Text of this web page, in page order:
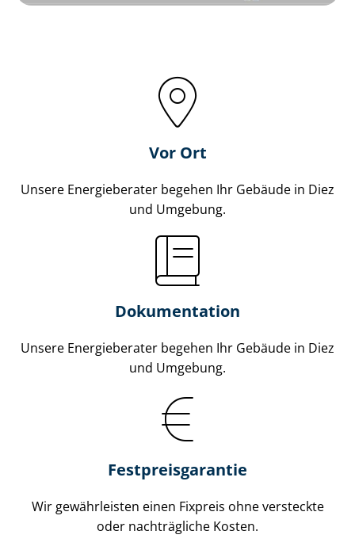
Vor Ort
Unsere Energieberater begehen Ihr Gebäude in Diez
und Umgebung.
Dokumentation
Unsere Energieberater begehen Ihr Gebäude in Diez
und Umgebung.
Fest­preis­ga­ran­tie
Wir gewährleisten einen Fixpreis ohne versteckte
oder nachträgliche Kosten.